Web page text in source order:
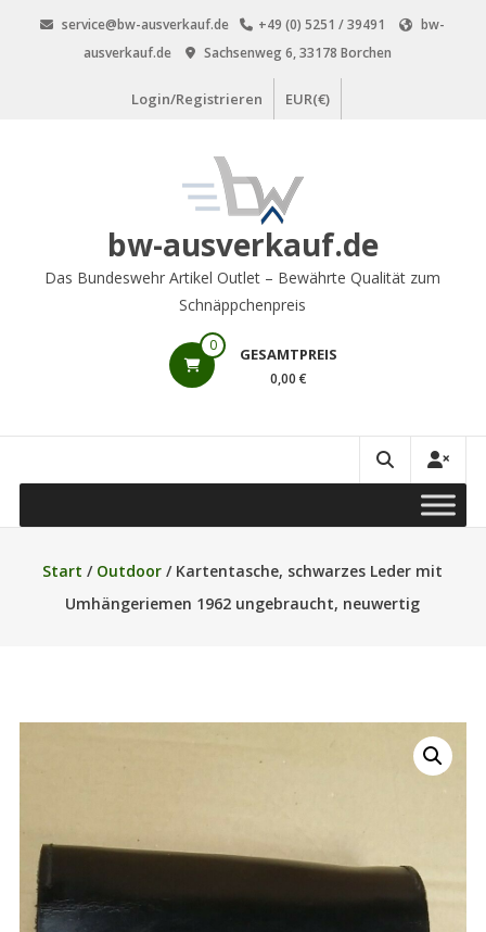
service@bw-ausverkauf.de +49 (0) 5251 / 39491
bw-
ausverkauf.de
Sachsenweg 6, 33178 Borchen
Login/Registrieren EUR(€)
bw-ausverkauf.de
Das Bundeswehr Artikel Outlet – Bewährte Qualität zum
Schnäppchenpreis
0 GESAMTPREIS
0,00 €
Start / Outdoor / Kartentasche, schwarzes Leder mit
Umhängeriemen 1962 ungebraucht, neuwertig